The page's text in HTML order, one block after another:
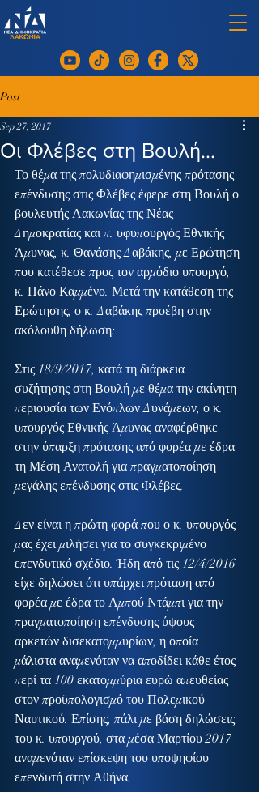
Post
Οι Φλέβες στη Βουλή...
Sep 27, 2017
Το θέμα της πολυδιαφημισμένης πρότασης
επένδυσης στις Φλέβες έφερε στη Βουλή ο
βουλευτής Λακωνίας της Νέας
Δημοκρατίας και π. υφυπουργός Εθνικής
Άμυνας, κ. Θανάσης Δαβάκης, με Ερώτηση
που κατέθεσε προς τον αρμόδιο υπουργό,
κ. Πάνο Καμμένο. Μετά την κατάθεση της
Ερώτησης, ο κ. Δαβάκης προέβη στην
ακόλουθη δήλωση:
Στις 18/9/2017, κατά τη διάρκεια
συζήτησης στη Βουλή με θέμα την ακίνητη
περιουσία των Ενόπλων Δυνάμεων, ο κ.
υπουργός Εθνικής Άμυνας αναφέρθηκε
στην ύπαρξη πρότασης από φορέα με έδρα
τη Μέση Ανατολή για πραγματοποίηση
μεγάλης επένδυσης στις Φλέβες.
Δεν είναι η πρώτη φορά που ο κ. υπουργός
μας έχει μιλήσει για το συγκεκριμένο
επενδυτικό σχέδιο. Ήδη από τις 12/4/2016
είχε δηλώσει ότι υπάρχει πρόταση από
φορέα με έδρα το Αμπού Ντάμπι για την
πραγματοποίηση επένδυσης ύψους
αρκετών δισεκατομμυρίων, η οποία
μάλιστα αναμενόταν να αποδίδει κάθε έτος
περί τα 100 εκατομμύρια ευρώ απευθείας
στον προϋπολογισμό του Πολεμικού
Ναυτικού. Επίσης, πάλι με βάση δηλώσεις
του κ. υπουργού, στα μέσα Μαρτίου 2017
αναμενόταν επίσκεψη του υποψηφίου
επενδυτή στην Αθήνα.